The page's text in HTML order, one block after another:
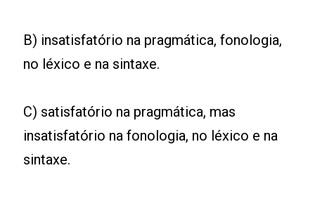
B) insatisfatório na pragmática, fonologia,
no léxico e na sintaxe.
C) satisfatório na pragmática, mas
insatisfatório na fonologia, no léxico e na
sintaxe.